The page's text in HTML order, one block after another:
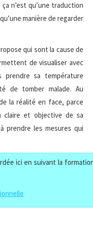
n’est qu’une traduction
manière de regarder
qui sont la cause de
de visualiser avec
sa température
de tomber malade. Au
la réalité en face, parce
claire et objective de sa
prendre les mesures qui
ici en suivant la